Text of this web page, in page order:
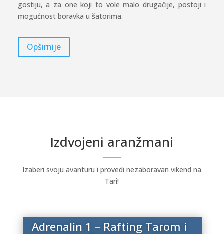
gostiju, a za one koji to vole malo drugačije, postoji i
mogućnost boravka u šatorima.
Opširnije
Izdvojeni aranžmani
Izaberi svoju avanturu i provedi nezaboravan vikend na
Tari!
Adrenalin 1 – Rafting Tarom i